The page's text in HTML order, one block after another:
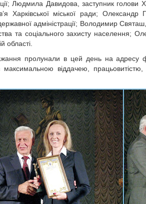
Людмила Давидова, заступник голови
Харківської міської ради;
адміністрації; Володимир
та соціального захисту населення;
області.
пролунали в цей день на адресу
віддачею,